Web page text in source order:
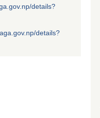
details?
details?